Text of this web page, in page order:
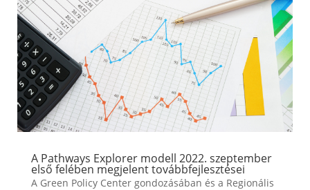
A Pathways Explorer modell 2022. szeptember
első felében megjelent továbbfejlesztései
A Green Policy Center gondozásában és a Regionális